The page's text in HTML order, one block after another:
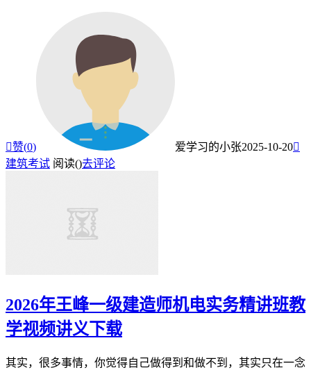
赞(0) 爱学习的小张2025-10-20
建筑考试 阅读()去评论
2026年王峰一级建造师机电实务精讲班教
学视频讲义下载
其实，很多事情，你觉得自己做得到和做不到，其实只在一念